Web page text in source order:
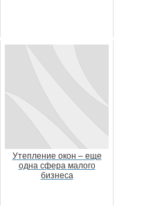
Утепление окон – еще
одна сфера малого
бизнеса